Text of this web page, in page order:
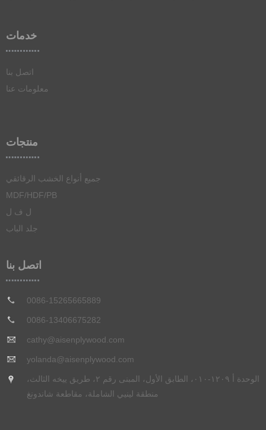
خدمات
اتصل بنا
معلومات عنا
منتجات
جميع أنواع الخشب الرقائقي
الخشب الرقائقي المغطى بالميلامين
الخشب الرقائقي المغطى بالفيلم
لوحة صفراء مكونة من 3 طبقات
الخشب الرقائقي التجاري
الخشب الرقائقي المحزز
ورق تراكب الخشب الرقائقي
MDF/HDF/PB
ل ف ل
شعاع H20
لوح سقالة LVL
جلد الباب
اتصل بنا
0086-15265665889
0086-13406675282
cathy@aisenplywood.com
yolanda@aisenplywood.com
الوحدة أ ١٢٠٩-٠١٠، الطابق الأول، المبنى رقم ٢، طريق ييخه الثالث،
منطقة لينيي الشاملة، مقاطعة شاندونغ